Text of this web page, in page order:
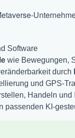
Software
wie Bewegungen,
durch
und GPS-
Handeln und
passenden KI-